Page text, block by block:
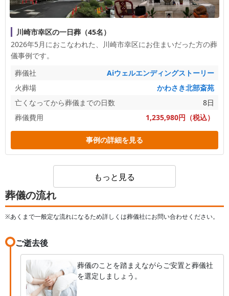
川崎市幸区の一日葬（45名）
2026年5月におこなわれた、
川崎市幸区にお住まいだった方の葬
儀事例です。
葬儀社
Aiウェルエンディングストーリー
火葬場
かわさき北部斎苑
亡くなってから葬儀までの日数
8日
葬儀費用
1,235,980円（税込）
事例の詳細を見る
もっと見る
葬儀の流れ
※あくまで一般定な流れになるため詳しくは葬儀社にお問い合わせください。
ご逝去後
葬儀のことを踏まえながらご安置と葬儀社
を選定しましょう。